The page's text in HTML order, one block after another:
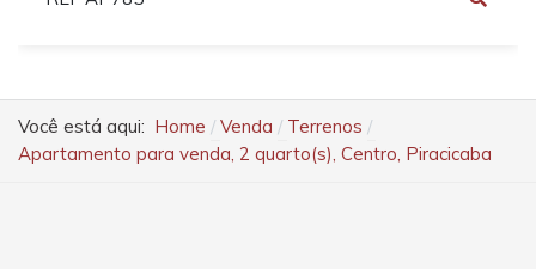
Você está aqui: Home Venda
Terrenos
Apartamento para venda, 2 quarto(s), Centro, Piracicaba